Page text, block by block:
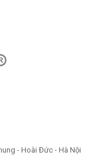
- Hoài Đức - Hà Nội